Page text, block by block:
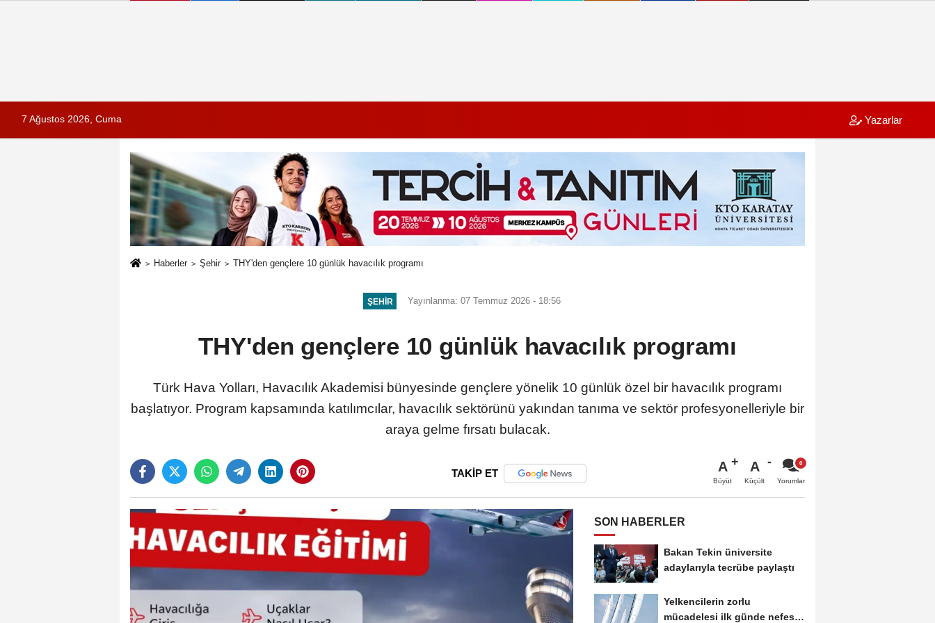
7 Ağustos 2026, Cuma Yazarlar
Haberler Şehir THY'den gençlere 10 günlük havacılık programı
ŞEHIR Yayınlanma: 07 Temmuz 2026 - 18:56
THY'den gençlere 10 günlük havacılık programı
Türk Hava Yolları, Havacılık Akademisi bünyesinde gençlere yönelik 10 günlük özel bir havacılık programı
başlatıyor. Program kapsamında katılımcılar, havacılık sektörünü yakından tanıma ve sektör profesyonelleriyle bir
araya gelme fırsatı bulacak.
TAKİP ET A
Büyüt
A
Küçült Yorumlar
SON HABERLER
Bakan Tekin üniversite
adaylarıyla tecrübe paylaştı
Yelkencilerin zorlu
mücadelesi ilk günde nefes